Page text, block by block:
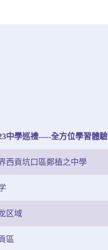
中學巡禮-----全方位學習體驗
西貢坑口區鄭植之中學
区域
區